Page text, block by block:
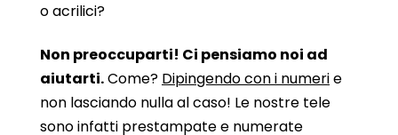
o acrilici?
Non preoccuparti! Ci pensiamo noi ad
aiutarti.Come? Dipingendo con i numerie
non lasciando nulla al caso! Le nostre tele
sono infatti prestampate e numerate